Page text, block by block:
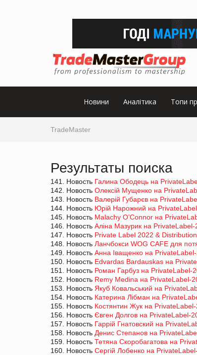
Новини Аналітика Топи
TradeMaster
Результаты поиска
141. Новость Галина Ободець на
142. Новость Олексій Мущенко на
143. Новость Валерій Губарєв на
144. Новость Юрій Нарожний на PrivateLabel-
145. Новость Malachy O’Connor на
146. Новость Аліна Мазурик на PrivateLabel-
147. Новость Private Label 2022 &
148. Новость Ланчбокси WOG CAFE для
149. Новость Анна Іващенко на PrivateLabel-
150. Новость Edvardas Bardauskas на
151. Новость Роман Гарбуз на PrivateLabel-
152. Новость Remy Medina на PrivateLabel-
153. Новость Якуб Ковальський на
154. Новость Катерина Лібман на
155. Новость Костянтин Жук на PrivateLabel-
156. Новость Євген Долгов на PrivateLabel-
157. Новость Гаррій Гнатовский на
158. Новость Денис Степанов на
159. Новость Тетяна Скоробагатова на
160. Новость Сергій Лобенко на